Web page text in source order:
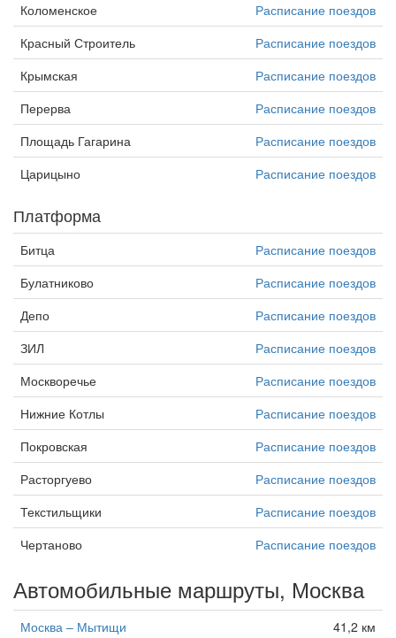
Коломенское
Расписание поездов
Красный Строитель
Расписание поездов
Крымская
Расписание поездов
Перерва
Расписание поездов
Площадь Гагарина
Расписание поездов
Царицыно
Расписание поездов
Платформа
Битца
Расписание поездов
Булатниково
Расписание поездов
Депо
Расписание поездов
ЗИЛ
Расписание поездов
Москворечье
Расписание поездов
Нижние Котлы
Расписание поездов
Покровская
Расписание поездов
Расторгуево
Расписание поездов
Текстильщики
Расписание поездов
Чертаново
Расписание поездов
Автомобильные маршруты, Москва
Москва – Мытищи
41,2 км